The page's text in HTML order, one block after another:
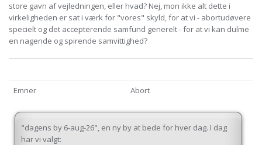
store gavn af vejledningen, eller hvad? Nej, mon ikke alt dette i
virkeligheden er sat i værk for "vores" skyld, for at vi - abortudøvere
specielt og det accepterende samfund generelt - for at vi kan dulme
en nagende og spirende samvittighed?
Emner Abort
"dagens by 6-aug-26", en ny by at bede for hver dag. I dag
har vi valgt: